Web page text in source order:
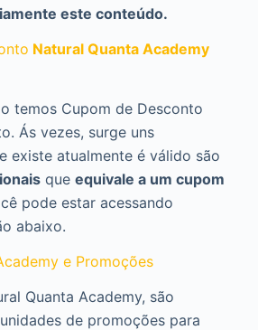
este conteúdo.
Natural Quanta Academy
temos Cupom de Desconto
Ás vezes, surge uns
existe atualmente é válido são
que equivale a um cupom
pode estar acessando
abaixo.
e Promoções
Quanta Academy, são
de promoções para